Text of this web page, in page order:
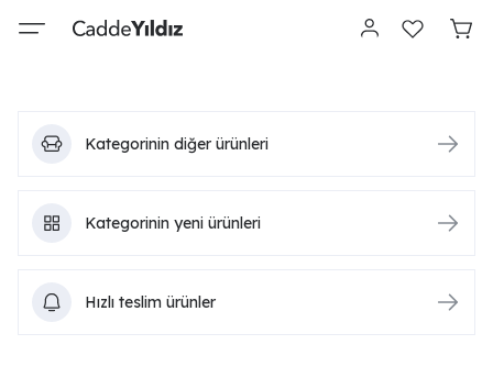
Kategorinin diğer ürünleri
Kategorinin yeni ürünleri
Hızlı teslim ürünler